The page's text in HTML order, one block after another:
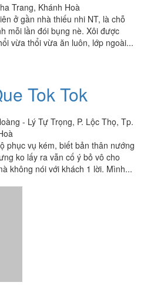
Trang, Khánh Hoà
ở gần nhà thiếu nhi NT, là chỗ
mỗi lần đói bụng nè. Xôi được
vừa thổi vừa ăn luôn, lớp ngoài...
Tok Tok
- Lý Tự Trọng, P. Lộc Thọ, Tp.
phục vụ kém, biết bản thân nướng
ko lấy ra vẫn cố ý bỏ vô cho
không nói với khách 1 lời. Mình...